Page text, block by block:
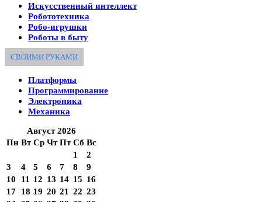
Искусственный интеллект
Робототехника
Робо-игрушки
Роботы в быту
СВОИМИ РУКАМИ
Платформы
Программирование
Электроника
Механика
Август 2026
Пн Вт Ср Чт Пт Сб Вс
1
2
3
4 5 6 7 8
9
10
11 12 13 14 15 16
17
18 19 20 21 22 23